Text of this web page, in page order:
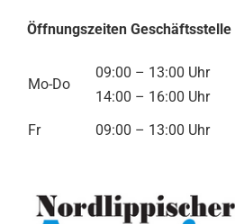
Öffnungszeiten Geschäftsstelle
Mo-Do
09:00 – 13:00 Uhr
14:00 – 16:00 Uhr
Fr
09:00 – 13:00 Uhr